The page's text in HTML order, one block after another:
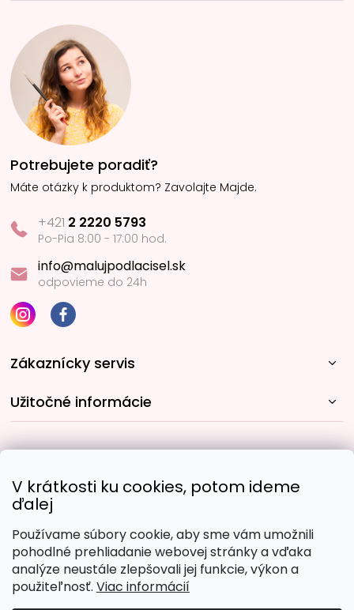
V krátkosti ku cookies, potom ideme
ďalej
Používame súbory cookie, aby sme vám umožnili
pohodlné prehliadanie webovej stránky a vďaka
analýze neustále zlepšovali jej funkcie, výkon a
použiteľnosť. Viac informácií
Potrebujete poradiť?
Máte otázky k produktom? Zavolajte Majde.
+421 2 2220 5793
Po-Pia 8:00 - 17:00 hod.
info@malujpodlacisel.sk
odpovieme do 24h
Zákaznícky servis
Užitočné informácie
Obľúbené spôsoby platby: